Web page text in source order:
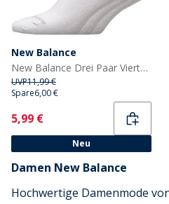
New Balance
New Balance Drei Paar Viertel Socken Weiß
UVP11,99 €
Spare6,00 €
Current
5,99 €
Neu
Damen New Balance
Hochwertige Damenmode